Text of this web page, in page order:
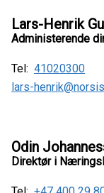
Lars-Henrik
Administerende
Tel: 41020300
lars-
Odin
Direktør i